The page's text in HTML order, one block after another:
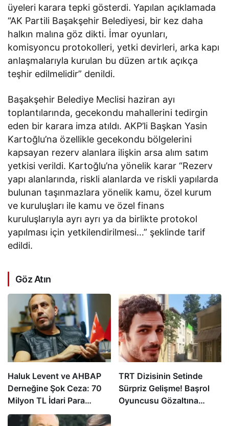
üyeleri karara tepki gösterdi. Yapılan açıklamada
“AK Partili Başakşehir Belediyesi, bir kez daha
halkın malına göz dikti. İmar oyunları,
komisyoncu protokolleri, yetki devirleri, arka kapı
anlaşmalarıyla kurulan bu düzen artık açıkça
teşhir edilmelidir” denildi.
Başakşehir Belediye Meclisi haziran ayı
toplantılarında, gecekondu mahallerini tedirgin
eden bir karara imza atıldı. AKP’li Başkan Yasin
Kartoğlu’na özellikle gecekondu bölgelerini
kapsayan rezerv alanlara ilişkin arsa alım satım
yetkisi verildi. Kartoğlu’na yönelik karar “Rezerv
yapı alanlarında, riskli alanlarda ve riskli yapılarda
bulunan taşınmazlara yönelik kamu, özel kurum
ve kuruluşları ile kamu ve özel finans
kuruluşlarıyla ayrı ayrı ya da birlikte protokol
yapılması için yetkilendirilmesi…” şeklinde tarif
edildi.
Göz Atın
Haluk Levent ve AHBAP
Derneğine Şok Ceza: 70
Milyon TL İdari Para
Cezası Kesildi!
TRT Dizisinin Setinde
Sürpriz Gelişme! Başrol
Oyuncusu Gözaltına